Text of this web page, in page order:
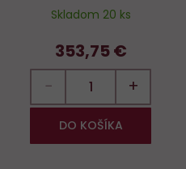
Skladom 20 ks
353,75 €
− +
DO KOŠÍKA